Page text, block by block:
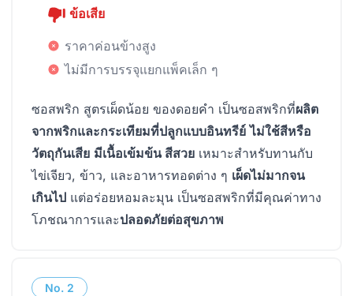
ข้อเสีย
ราคาค่อนข้างสูง
ไม่มีการบรรจุแยกแพ็คเล็ก ๆ
ซอสพริก สูตรเผ็ดน้อย ของดอยคำ เป็นซอสพริกที่ผลิต
จากพริกและกระเทียมที่ปลูกแบบอินทรีย์ ไม่ใช้สีหรือ
วัตถุกันเสีย มีเนื้อเข้มข้น สีสวย เหมาะสำหรับทานกับ
ไข่เจียว, ข้าว, และอาหารทอดต่าง ๆ เผ็ดไม่มากจน
เกินไป แต่อร่อยหอมละมุน เป็นซอสพริกที่มีคุณค่าทาง
โภชณาการและปลอดภัยต่อสุขภาพ
No. 2